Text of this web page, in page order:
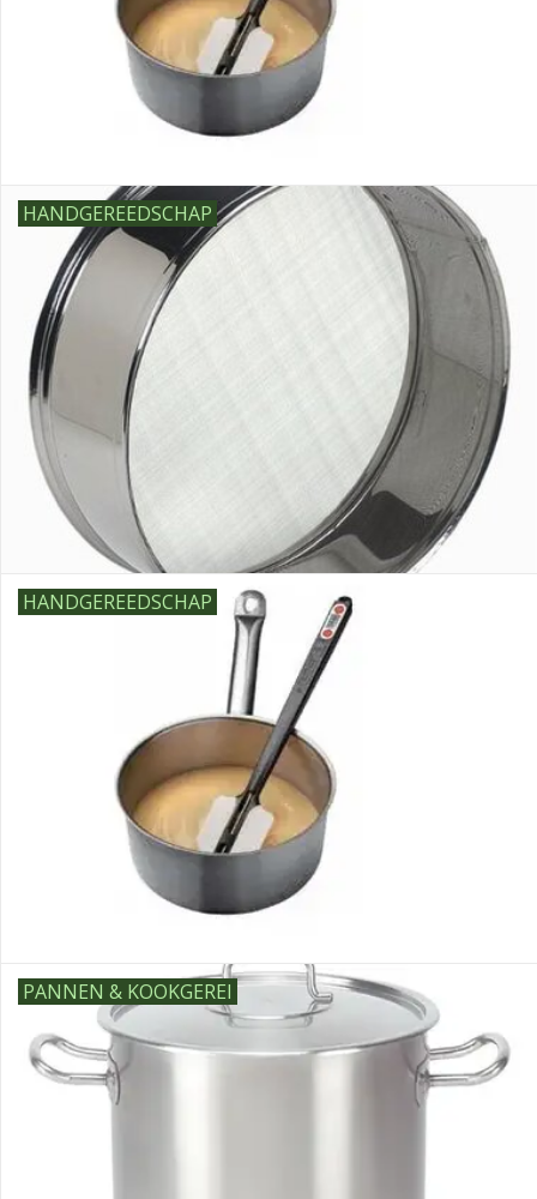
HANDGEREEDSCHAP
HANDGEREEDSCHAP
PANNEN & KOOKGEREI